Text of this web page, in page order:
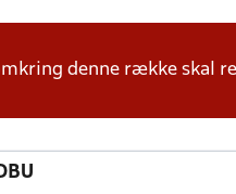
denne række skal